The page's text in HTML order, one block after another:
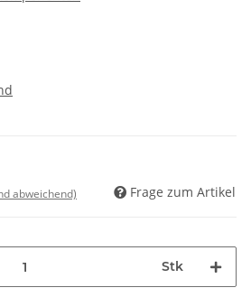
abweichend) Frage zum Artikel
Stk